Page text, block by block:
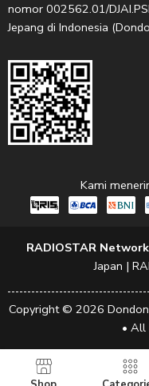
nomor 002562.01/
Jepang di Indonesia
Kami
RADIOSTAR Network
Japan |
Copyright © 2026 Dondon
• All